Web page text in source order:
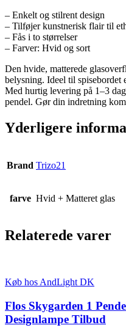
– Enkelt og stilrent design
– Tilføjer kunstnerisk flair til
– Fås i to størrelser
– Farver: Hvid og sort
Den hvide, matterede
belysning. Ideel til spisebordet
Med hurtig levering på 1–3
pendel. Gør din indretning
Yderligere
Brand Trizo21
farve Hvid + Matteret glas
Relaterede varer
Køb hos AndLight DK
Flos Skygarden 1
Designlampe Tilbud